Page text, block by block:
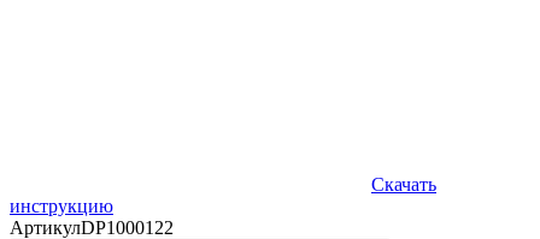
Скачать
инструкцию
АртикулDP1000122